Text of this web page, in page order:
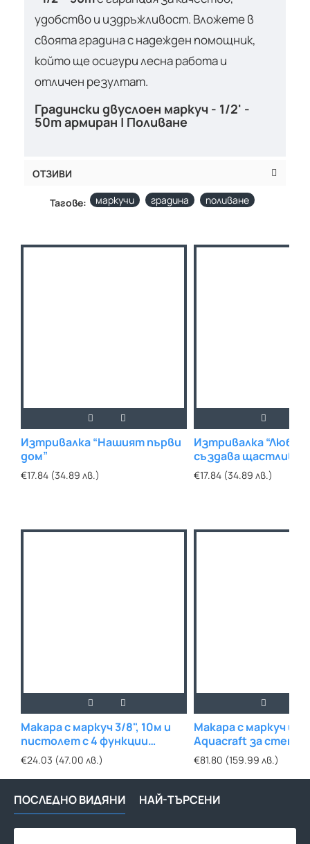
удобство и издръжливост. Вложете в
своята градина с надежден помощник,
който ще осигури лесна работа и
отличен резултат.
Градински двуслоен маркуч - 1/2' -
50m армиран | Поливане
ОТЗИВИ
Тагове: маркучи градина поливане
Изтривалка “Нашият първи
дом”
€17.84 (34.89 лв.)
Изтривалка
създава щастлив
€17.84 (34.89 лв.)
Макара с маркуч 3/8", 10м и
пистолет с 4 функции
Aquacraft
€24.03 (47.00 лв.)
Макара с маркуч и
Aquacraft за стена
€81.80 (159.99 лв.)
ПОСЛЕДНО ВИДЯНИ НАЙ-ТЪРСЕНИ